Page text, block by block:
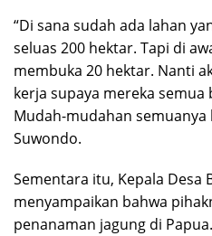
“Di sana sudah ada lahan
seluas 200 hektar. Tapi di
membuka 20 hektar. Nanti
kerja supaya mereka
Mudah-mudahan semuanya
Suwondo.
Sementara itu, Kepala Desa
menyampaikan bahwa
penanaman jagung di